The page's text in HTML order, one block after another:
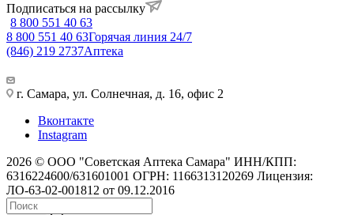
Подписаться на рассылку
8 800 551 40 63
8 800 551 40 63Горячая линия 24/7
(846) 219 2737Аптека
г. Самара, ул. Солнечная, д. 16, офис 2
Вконтакте
Instagram
2026 © ООО "Советская Аптека Самара" ИНН/КПП:
6316224600/631601001 ОГРН: 1166313120269 Лицензия:
ЛО-63-02-001812 от 09.12.2016